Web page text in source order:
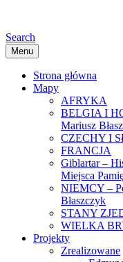
Search
Menu
Strona główna
Mapy
AFRYKA
BELGIA I
Mariusz
CZECHY I
FRANCJA
Giblartar –
Miejsca
NIEMCY –
Błaszczyk
STANY
WIELKA
Projekty
Zrealizowane